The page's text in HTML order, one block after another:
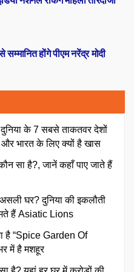
होंगे पीएम नरेंद्र मोदी
के 7 सबसे ताकतवर देशों
भारत के लिए क्यों है खास
सा है?, जानें कहाँ पाए जाते हैं
घर? दुनिया की इकलौती
हैं Asiatic Lions
है “Spice Garden Of
में है मशहूर